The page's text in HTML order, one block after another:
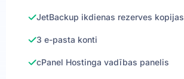
JetBackup ikdienas rezerves kopijas
3 e-pasta konti
cPanel Hostinga vadības panelis